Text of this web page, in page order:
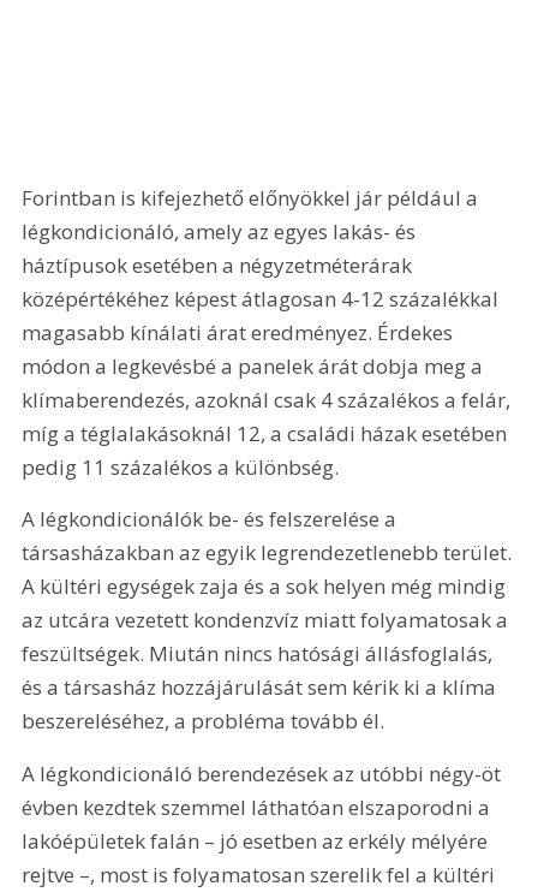
Forintban is kifejezhető előnyökkel jár például a
légkondicionáló, amely az egyes lakás- és
háztípusok esetében a négyzetméterárak
középértékéhez képest átlagosan 4-12 százalékkal
magasabb kínálati árat eredményez. Érdekes
módon a legkevésbé a panelek árát dobja meg a
klímaberendezés, azoknál csak 4 százalékos a felár,
míg a téglalakásoknál 12, a családi házak esetében
pedig 11 százalékos a különbség.
A légkondicionálók be- és felszerelése a
társasházakban az egyik legrendezetlenebb terület.
A kültéri egységek zaja és a sok helyen még mindig
az utcára vezetett kondenzvíz miatt folyamatosak a
feszültségek. Miután nincs hatósági állásfoglalás,
és a társasház hozzájárulását sem kérik ki a klíma
beszereléséhez, a probléma tovább él.
A légkondicionáló berendezések az utóbbi négy-öt
évben kezdtek szemmel láthatóan elszaporodni a
lakóépületek falán – jó esetben az erkély mélyére
rejtve –, most is folyamatosan szerelik fel a kültéri